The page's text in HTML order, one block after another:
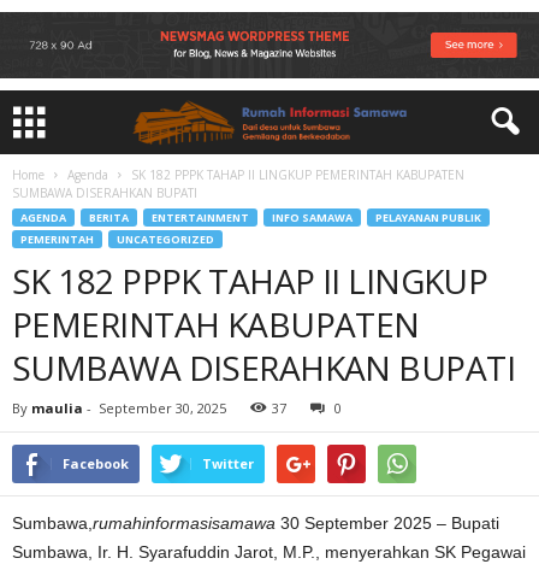
Home Agenda
SK 182 PPPK TAHAP II LINGKUP PEMERINTAH KABUPATEN
SUMBAWA DISERAHKAN BUPATI
AGENDA BERITA ENTERTAINMENT INFO SAMAWA
PELAYANAN PUBLIK
PEMERINTAH
UNCATEGORIZED
SK 182 PPPK TAHAP II LINGKUP
PEMERINTAH KABUPATEN
SUMBAWA DISERAHKAN BUPATI
By maulia - September 30, 2025 37 0
Facebook Twitter
Sumbawa, rumahinformasisamawa 30 September 2025 – Bupati
Sumbawa, Ir. H. Syarafuddin Jarot, M.P., menyerahkan SK Pegawai